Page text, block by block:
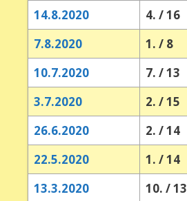
14.8.2020 4. / 16
7.8.2020
1. / 8
10.7.2020
7. / 13
3.7.2020
2. / 15
26.6.2020
2. / 14
22.5.2020
1. / 14
13.3.2020
10. / 13